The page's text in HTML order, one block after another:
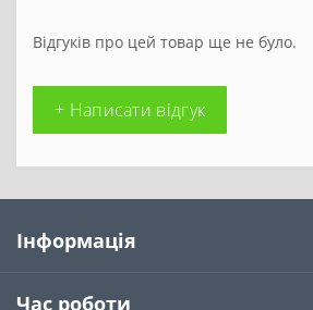
Відгуків про цей товар ще не було.
+ Написати відгук
Інформація
Час роботи